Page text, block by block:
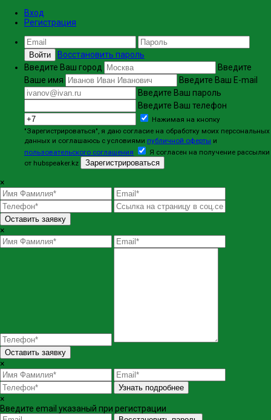
Вход
Регистрация
Войти
Восстановить пароль
Введите Ваш город
Введите
Ваше имя
Введите Ваш E-mail
Введите Ваш пароль
Введите Ваш телефон
Нажимая на кнопку
"Зарегистрироваться", я даю согласие на обработку моих персональных
данных и соглашаюсь с условиями публичной оферты и
пользовательского соглашения
Я согласен на получение рассылки
от hubspeaker.kz
Зарегистрироваться
×
Оставить заявку
×
Оставить заявку
×
Узнать подробнее
×
Введите email указаный при регистрации